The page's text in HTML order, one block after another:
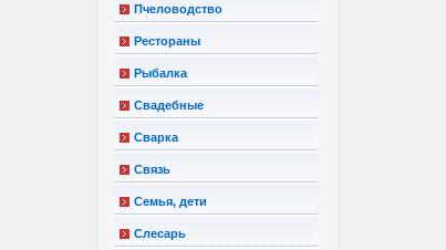
Пчеловодство
Рестораны
Рыбалка
Свадебные
Сварка
Связь
Семья, дети
Слесарь